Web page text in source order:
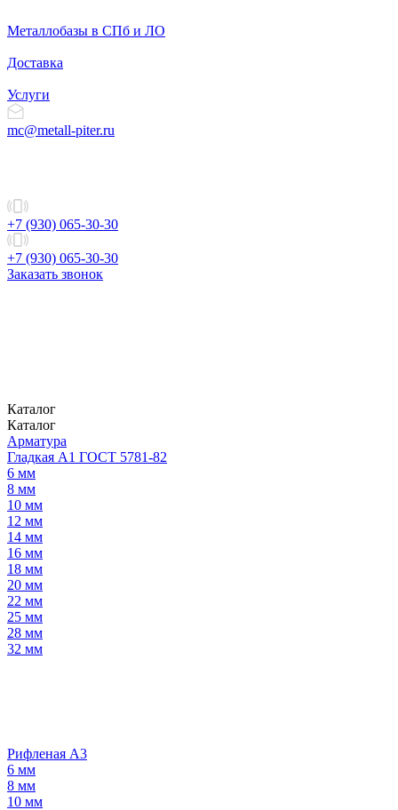
Металлобазы в СПб и ЛО
Доставка
Услуги
mc@metall-piter.ru
+7 (930) 065-30-30
+7 (930) 065-30-30
Заказать звонок
Каталог
Каталог
Арматура
Гладкая А1 ГОСТ 5781-82
6 мм
8 мм
10 мм
12 мм
14 мм
16 мм
18 мм
20 мм
22 мм
25 мм
28 мм
32 мм
Рифленая А3
6 мм
8 мм
10 мм